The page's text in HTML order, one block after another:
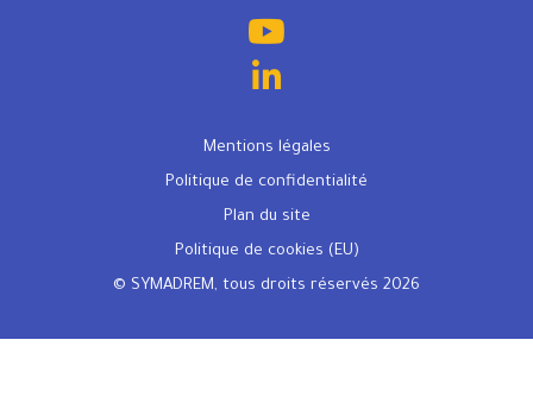
Mentions légales
Politique de confidentialité
Plan du site
Politique de cookies (EU)
© SYMADREM, tous droits réservés 2026